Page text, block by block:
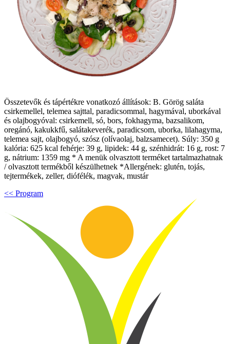
Összetevők és tápértékre vonatkozó állítások: B. Görög saláta
csirkemellel, telemea sajttal, paradicsommal, hagymával, uborkával
és olajbogyóval: csirkemell, só, bors, fokhagyma, bazsalikom,
oregánó, kakukkfű, salátakeverék, paradicsom, uborka, lilahagyma,
telemea sajt, olajbogyó, szósz (olívaolaj, balzsamecet). Súly: 350 g
kalória: 625 kcal fehérje: 39 g, lipidek: 44 g, szénhidrát: 16 g, rost: 7
g, nátrium: 1359 mg * A menük olvasztott terméket tartalmazhatnak
/ olvasztott termékből készülhetnek *Allergének: glutén, tojás,
tejtermékek, zeller, diófélék, magvak, mustár
<< Program